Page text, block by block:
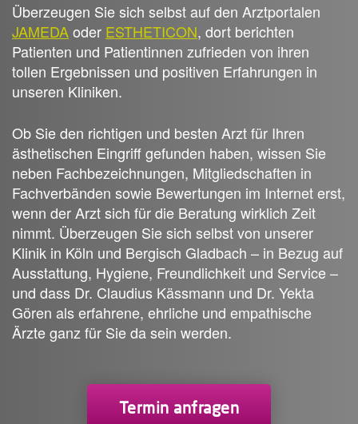
Überzeugen Sie sich selbst auf den Arztportalen
JAMEDAoder ESTHETICON, dort berichten
Patienten und Patientinnen zufrieden von ihren
tollen Ergebnissen und positiven Erfahrungen in
unseren Kliniken.
Ob Sie den richtigen und besten Arzt für Ihren
ästhetischen Eingriff gefunden haben, wissen Sie
neben Fachbezeichnungen, Mitgliedschaften in
Fachverbänden sowie Bewertungen im Internet erst,
wenn der Arzt sich für die Beratung wirklich Zeit
nimmt. Überzeugen Sie sich selbst von unserer
Klinik in Köln und Bergisch Gladbach – in Bezug auf
Ausstattung, Hygiene, Freundlichkeit und Service –
und dass Dr. Claudius Kässmann und Dr. Yekta
Gören als erfahrene, ehrliche und empathische
Ärzte ganz für Sie da sein werden.
Termin anfragen